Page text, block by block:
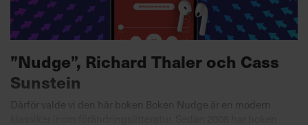
”Nudge”, Richard Thaler och Cass
Sunstein
Därför valde vi den här boken Boken Nudge är en modern